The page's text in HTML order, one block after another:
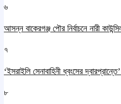
৬
আসন্ন বাকেরগঞ্জ পৌর নির্বাচনে নারী
৭
‘ইসরাইলি সেনাবাহিনী ধ্বংসের
৮